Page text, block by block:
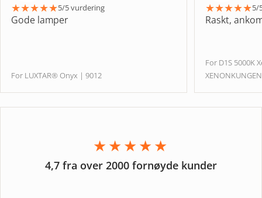
★★★★★5/5 vurdering
Gode lamper
For LUXTAR® Onyx | 9012
★★★★★5/
Raskt,
For D1S 5000K
★★★★★
4,7 fra over 2000 fornøyde kunder